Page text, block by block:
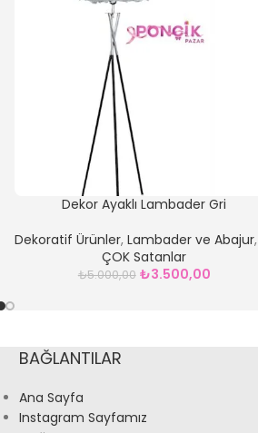
Dekor Ayaklı Lambader Gri
Dekoratif Ürünler,Lambader ve Abajur,
ÇOK Satanlar
₺5.000,00 ₺3.500,00
BAĞLANTILAR
Ana Sayfa
Instagram Sayfamız